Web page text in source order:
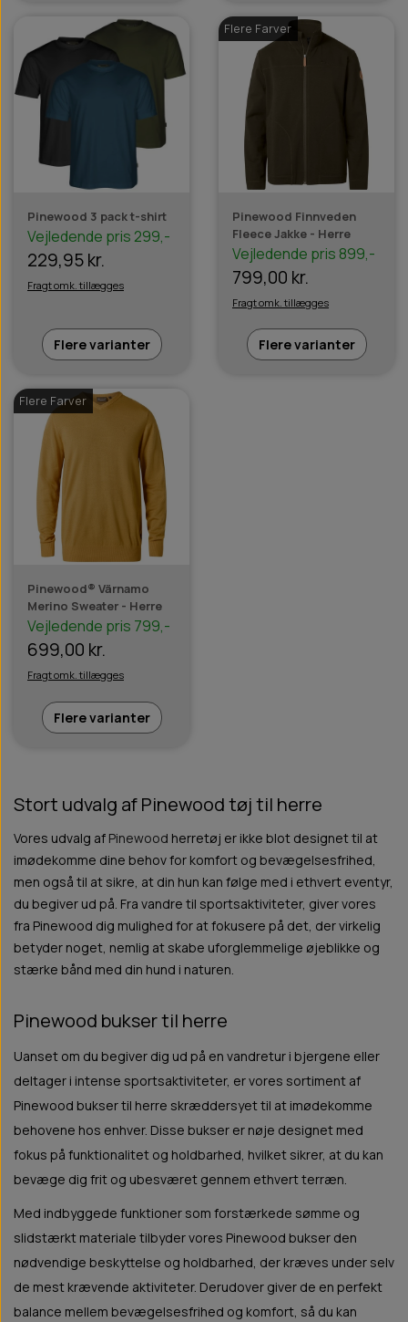
Pinewood 3 pack t-shirt
Vejledende pris 299,-
229,95 kr.
Fragt omk. tillægges
Flere varianter
Flere Farver
Pinewood Finnveden
Fleece Jakke - Herre
Vejledende pris 899,-
799,00 kr.
Fragt omk. tillægges
Flere varianter
Flere Farver
Pinewood® Värnamo
Merino Sweater - Herre
Vejledende pris 799,-
699,00 kr.
Fragt omk. tillægges
Flere varianter
Stort udvalg af Pinewood tøj til herre
Vores udvalg af Pinewood herretøj er ikke blot designet til at
imødekomme dine behov for komfort og bevægelsesfrihed,
men også til at sikre, at din hun kan følge med i ethvert eventyr,
du begiver ud på. Fra vandre til sportsaktiviteter, giver vores
fra Pinewood dig mulighed for at fokusere på det, der virkelig
betyder noget, nemlig at skabe uforglemmelige øjeblikke og
stærke bånd med din hund i naturen.
Pinewood bukser til herre
Uanset om du begiver dig ud på en vandretur i bjergene eller
deltager i intense sportsaktiviteter, er vores sortiment af
Pinewood bukser til herre skræddersyet til at imødekomme
behovene hos enhver. Disse bukser er nøje designet med
fokus på funktionalitet og holdbarhed, hvilket sikrer, at du kan
bevæge dig frit og ubesværet gennem ethvert terræn.
Med indbyggede funktioner som forstærkede sømme og
slidstærkt materiale tilbyder vores Pinewood bukser den
nødvendige beskyttelse og holdbarhed, der kræves under selv
de mest krævende aktiviteter. Derudover giver de en perfekt
balance mellem bevægelsesfrihed og komfort, så du kan